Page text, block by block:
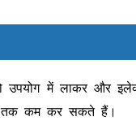
उपयोग में लाकर और
कम कर सकते हैं।